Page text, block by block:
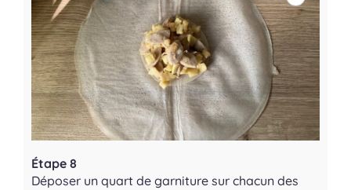
Étape 8
Déposer un quart de garniture sur chacun des